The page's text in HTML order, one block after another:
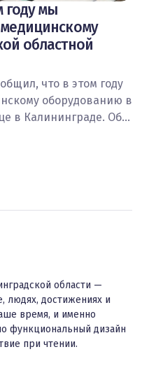
году мы
областной
что в этом году
оборудованию в
в Калининграде. Об…
области —
людях, достижениях и
время, и именно
функциональный дизайн
при чтении.